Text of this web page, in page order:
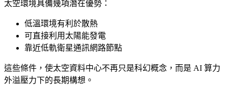
太空環境具備幾項潛在優勢：
低溫環境有利於散熱
可直接利用太陽能發電
靠近低軌衛星通訊網路節點
這些條件，使太空資料中心不再只是科幻概念，而是 AI 算力
外溢壓力下的長期構想。